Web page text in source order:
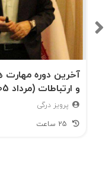
آخرین دوره مهارت
و ارتباطات (مرداد 1405)
پرویز درگی